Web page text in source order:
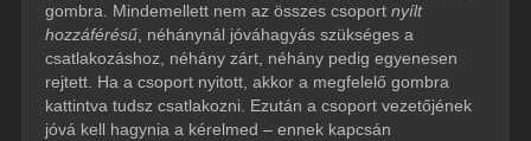
gombra. Mindemellett nem az összes csoport nyílt
hozzáférésű, néhánynál jóváhagyás szükséges a
csatlakozáshoz, néhány zárt, néhány pedig egyenesen
rejtett. Ha a csoport nyitott, akkor a megfelelő gombra
kattintva tudsz csatlakozni. Ezután a csoport vezetőjének
jóvá kell hagynia a kérelmed – ennek kapcsán